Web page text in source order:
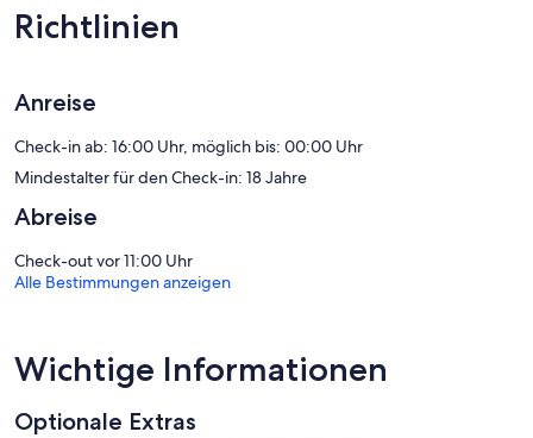
Zur Badausstattung gehört Folgendes: Duschen. Dieses Apartment
in Lübeck bietet dir einen kostenlosen WLAN-Zugang mit einer
Richtlinien
Anreise
Check-in ab: 16:00 Uhr, möglich bis: 00:00 Uhr
Mindestalter für den Check-in: 18 Jahre
Abreise
Check-out vor 11:00 Uhr
Alle Bestimmungen anzeigen
Wichtige Informationen
Optionale Extras